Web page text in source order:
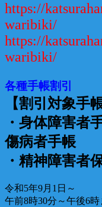
https://
waribiki/
https://
waribiki/
各種手帳割引
【割引対象手帳
・身体障害者
傷病者手帳
・精神障害者
令和5年9月1日～
午前8時30分～午後6